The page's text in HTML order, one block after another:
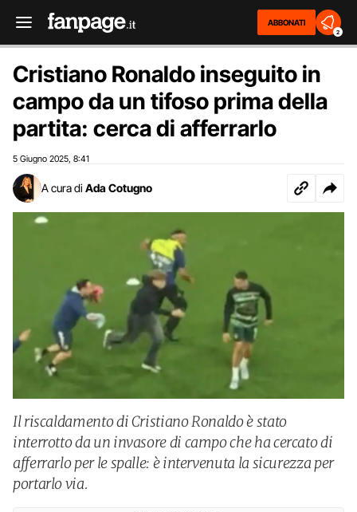
ABBONATI
2
Cristiano Ronaldo inseguito in
campo da un tifoso prima della
partita: cerca di afferrarlo
5 Giugno 2025 8:41
A cura di Ada Cotugno
Il riscaldamento di Cristiano Ronaldo è stato
interrotto da un invasore di campo che ha cercato di
afferrarlo per le spalle: è intervenuta la sicurezza per
portarlo via.